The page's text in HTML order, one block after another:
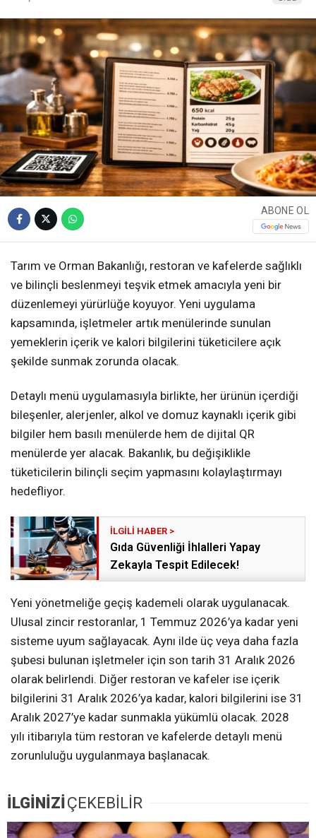
ABONE OL
Tarım ve Orman Bakanlığı, restoran ve kafelerde sağlıklı
ve bilinçli beslenmeyi teşvik etmek amacıyla yeni bir
düzenlemeyi yürürlüğe koyuyor. Yeni uygulama
kapsamında, işletmeler artık menülerinde sunulan
yemeklerin içerik ve kalori bilgilerini tüketicilere açık
şekilde sunmak zorunda olacak.
Detaylı menü uygulamasıyla birlikte, her ürünün içerdiği
bileşenler, alerjenler, alkol ve domuz kaynaklı içerik gibi
bilgiler hem basılı menülerde hem de dijital QR
menülerde yer alacak. Bakanlık, bu değişiklikle
tüketicilerin bilinçli seçim yapmasını kolaylaştırmayı
hedefliyor.
Gıda Güvenliği İhlalleri Yapay
Zekayla Tespit Edilecek!
Yeni yönetmeliğe geçiş kademeli olarak uygulanacak.
Ulusal zincir restoranlar, 1 Temmuz 2026’ya kadar yeni
sisteme uyum sağlayacak. Aynı ilde üç veya daha fazla
şubesi bulunan işletmeler için son tarih 31 Aralık 2026
olarak belirlendi. Diğer restoran ve kafeler ise içerik
bilgilerini 31 Aralık 2026’ya kadar, kalori bilgilerini ise 31
Aralık 2027’ye kadar sunmakla yükümlü olacak. 2028
yılı itibarıyla tüm restoran ve kafelerde detaylı menü
zorunluluğu uygulanmaya başlanacak.
İLGİNİZİÇEKEBİLİR